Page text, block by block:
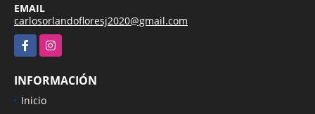
EMAIL
carlosorlandofloresj2020@gmail.com
FacebookInstagram
INFORMACIÓN
Inicio